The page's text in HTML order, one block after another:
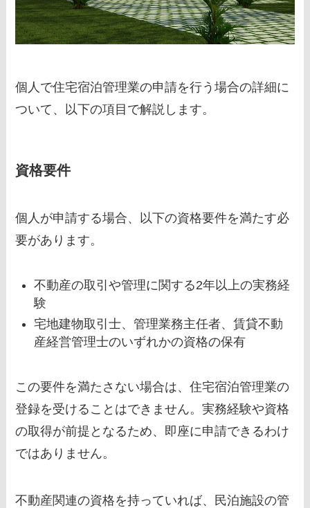
個人で住宅宿泊管理業の申請を行う場合の詳細に
ついて、以下の項目で解説します。
資格要件
個人が申請する場合、以下の資格要件を満たす必
要があります。
不動産の取引や管理に関する2年以上の実務経
験
宅地建物取引士、管理業務主任者、賃貸不動
産経営管理士のいずれかの資格の保有
この要件を満たさない場合は、住宅宿泊管理業の
登録を受けることはできません。実務経験や資格
の取得が前提となるため、即座に申請できるわけ
ではありません。
不動産関連の資格を持っていれば、民泊施設の管